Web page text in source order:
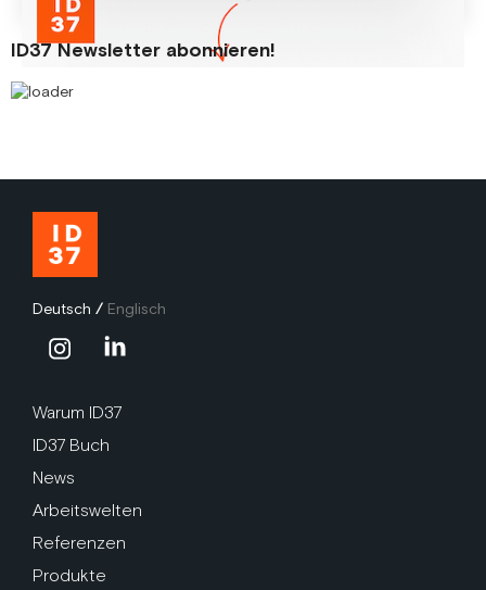
ID37 Newsletter abonnieren!
Deutsch / Englisch
Warum ID37
ID37 Buch
News
Arbeitswelten
Referenzen
Produkte